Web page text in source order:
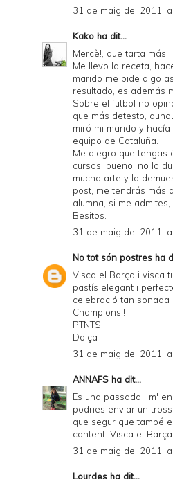
31 de maig del 2011,
Kako ha dit...
Mercè!, que tarta más
Me llevo la receta,
marido me pide algo
resultado, es además
Sobre el futbol no
que más detesto,
miró mi marido y
equipo de Cataluña.
Me alegro que tengas
cursos, bueno, no lo
mucho arte y lo
post, me tendrás más
alumna, si me admites,
Besitos.
31 de maig del 2011,
No tot són postres ha
Visca el Barça i visca
pastís elegant i
celebració tan sonada
Champions!!
PTNTS
Dolça
31 de maig del 2011,
ANNAFS ha dit...
Es una passada , m'
podries enviar un
que segur que també
content. Visca el
31 de maig del 2011,
Lourdes ha dit...